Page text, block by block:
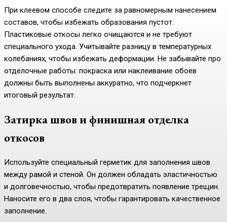
При клеевом способе следите за равномерным нанесением
составов, чтобы избежать образования пустот.
Пластиковые откосы легко очищаются и не требуют
специального ухода. Учитывайте разницу в температурных
колебаниях, чтобы избежать деформации. Не забывайте про
отделочные работы: покраска или наклеивание обоев
должны быть выполнены аккуратно, что подчеркнет
итоговый результат.
Затирка швов и финишная отделка
откосов
Используйте специальный герметик для заполнения швов
между рамой и стеной. Он должен обладать эластичностью
и долговечностью, чтобы предотвратить появление трещин.
Наносите его в два слоя, чтобы гарантировать качественное
заполнение.